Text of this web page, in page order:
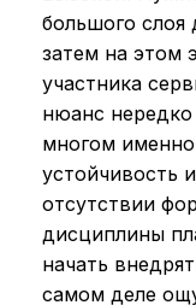
большого
затем на этом
участника
нюанс
многом именно
устойчивость
отсутствии
дисциплины
начать
самом деле